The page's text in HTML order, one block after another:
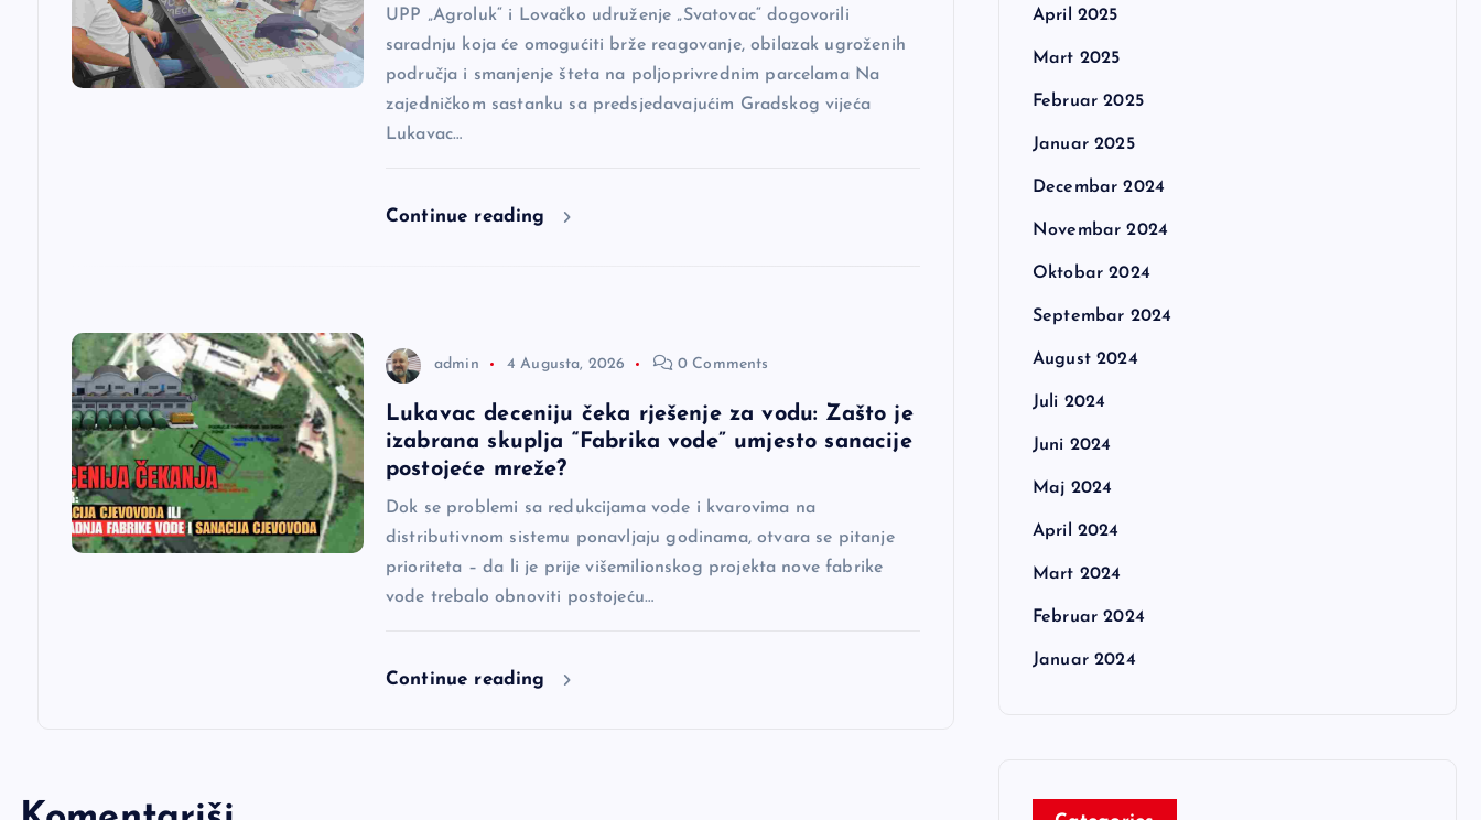
UPP „Agroluk“ i Lovačko udruženje „Svatovac“ dogovorili
saradnju koja će omogućiti brže reagovanje, obilazak ugroženih
područja i smanjenje šteta na poljoprivrednim parcelama Na
zajedničkom sastanku sa predsjedavajućim Gradskog vijeća
Lukavac…
Continue reading
admin 4 Augusta, 2026 0 Comments
Lukavac deceniju čeka rješenje za vodu: Zašto je
izabrana skuplja “Fabrika vode” umjesto sanacije
postojeće mreže?
Dok se problemi sa redukcijama vode i kvarovima na
distributivnom sistemu ponavljaju godinama, otvara se pitanje
prioriteta – da li je prije višemilionskog projekta nove fabrike
vode trebalo obnoviti postojeću…
Continue reading
April 2025
Mart 2025
Februar 2025
Januar 2025
Decembar 2024
Novembar 2024
Oktobar 2024
Septembar 2024
August 2024
Juli 2024
Juni 2024
Maj 2024
April 2024
Mart 2024
Februar 2024
Januar 2024